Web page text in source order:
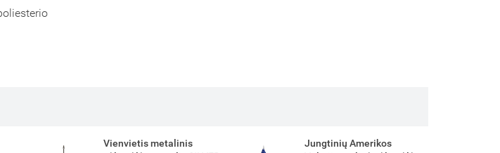
Vienvietis metalinis
Jungtinių Amerikos